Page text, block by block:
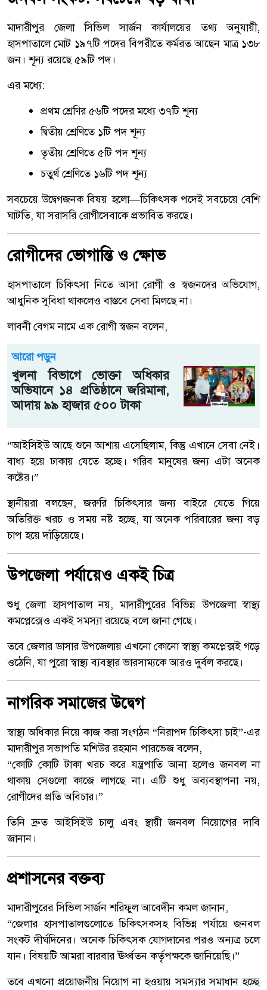
মাদারীপুর জেলা সিভিল সার্জন কার্যালয়ের তথ্য অনুযায়ী,
হাসপাতালে মোট ১৯৭টি পদের বিপরীতে কর্মরত আছেন মাত্র ১৩৮
জন। শূন্য রয়েছে ৫৯টি পদ।
এর মধ্যে:
প্রথম শ্রেণির ৫৬টি পদের মধ্যে ৩৭টি শূন্য
দ্বিতীয় শ্রেণিতে ১টি পদ শূন্য
তৃতীয় শ্রেণিতে ৫টি পদ শূন্য
চতুর্থ শ্রেণিতে ১৬টি পদ শূন্য
সবচেয়ে উদ্বেগজনক বিষয় হলো—চিকিৎসক পদেই সবচেয়ে বেশি
ঘাটতি, যা সরাসরি রোগীসেবাকে প্রভাবিত করছে।
রোগীদের ভোগান্তি ও ক্ষোভ
হাসপাতালে চিকিৎসা নিতে আসা রোগী ও স্বজনদের অভিযোগ,
আধুনিক সুবিধা থাকলেও বাস্তবে সেবা মিলছে না।
লাবনী বেগম নামে এক রোগী স্বজন বলেন,
আরো পড়ুন
খুলনা বিভাগে ভোক্তা অধিকার
অভিযানে ১৪ প্রতিষ্ঠানে জরিমানা,
আদায় ৯৯ হাজার ৫০০ টাকা
“আইসিইউ আছে শুনে আশায় এসেছিলাম, কিন্তু এখানে সেবা নেই।
বাধ্য হয়ে ঢাকায় যেতে হচ্ছে। গরিব মানুষের জন্য এটা অনেক
কষ্টের।”
স্থানীয়রা বলছেন, জরুরি চিকিৎসার জন্য বাইরে যেতে গিয়ে
অতিরিক্ত খরচ ও সময় নষ্ট হচ্ছে, যা অনেক পরিবারের জন্য বড়
চাপ হয়ে দাঁড়িয়েছে।
উপজেলা পর্যায়েও একই চিত্র
শুধু জেলা হাসপাতাল নয়, মাদারীপুরের বিভিন্ন উপজেলা স্বাস্থ্য
কমপ্লেক্সেও একই সমস্যা রয়েছে বলে জানা গেছে।
তবে জেলার ডাসার উপজেলায় এখনো কোনো স্বাস্থ্য কমপ্লেক্সই গড়ে
ওঠেনি, যা পুরো স্বাস্থ্য ব্যবস্থার ভারসাম্যকে আরও দুর্বল করছে।
নাগরিক সমাজের উদ্বেগ
স্বাস্থ্য অধিকার নিয়ে কাজ করা সংগঠন “নিরাপদ চিকিৎসা চাই”-এর
মাদারীপুর সভাপতি মশিউর রহমান পারভেজ বলেন,
“কোটি কোটি টাকা খরচ করে যন্ত্রপাতি আনা হলেও জনবল না
থাকায় সেগুলো কাজে লাগছে না। এটি শুধু অব্যবস্থাপনা নয়,
রোগীদের প্রতি অবিচার।”
তিনি দ্রুত আইসিইউ চালু এবং স্থায়ী জনবল নিয়োগের দাবি
জানান।
প্রশাসনের বক্তব্য
মাদারীপুরের সিভিল সার্জন শরিফুল আবেদীন কমল জানান,
“জেলার হাসপাতালগুলোতে চিকিৎসকসহ বিভিন্ন পর্যায়ে জনবল
সংকট দীর্ঘদিনের। অনেক চিকিৎসক যোগদানের পরও অন্যত্র চলে
যান। বিষয়টি আমরা বারবার ঊর্ধ্বতন কর্তৃপক্ষকে জানিয়েছি।”
তবে এখনো প্রয়োজনীয় নিয়োগ না হওয়ায় সমস্যার সমাধান হচ্ছে